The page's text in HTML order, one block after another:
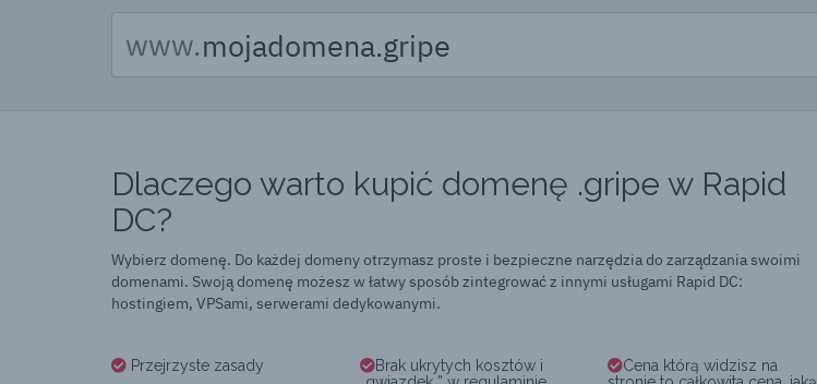
www.
Dlaczego warto kupić domenę .gripe w Rapid
DC?
Wybierz domenę. Do każdej domeny otrzymasz proste i bezpieczne narzędzia do zarządzania swoimi
domenami. Swoją domenę możesz w łatwy sposób zintegrować z innymi usługami Rapid DC:
hostingiem, VPSami, serwerami dedykowanymi.
Przejrzyste zasady
Brak ukrytych kosztów i
Cena którą widzisz na